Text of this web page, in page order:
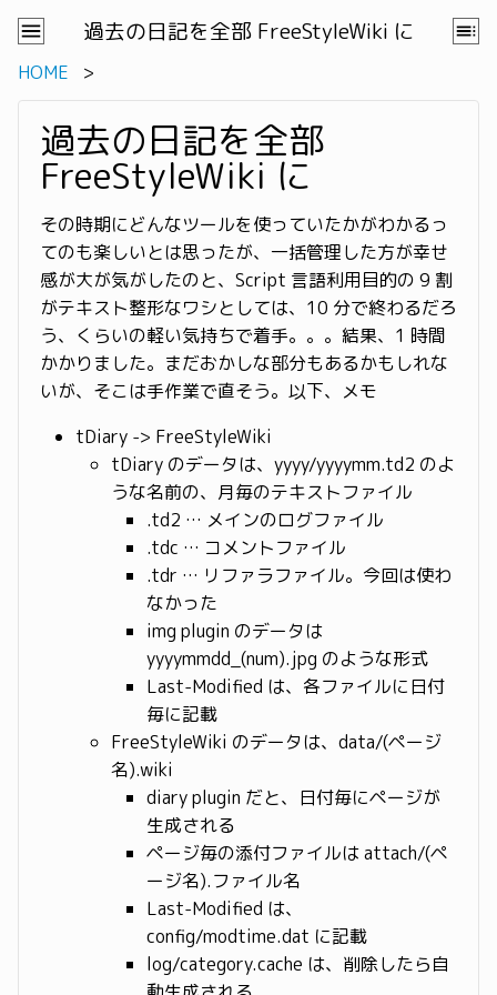
過去の日記を全部 FreeStyleWiki に
HOME
過去の日記を全部
FreeStyleWiki に
その時期にどんなツールを使っていたかがわかるっ
てのも楽しいとは思ったが、一括管理した方が幸せ
感が大が気がしたのと、Script 言語利用目的の 9 割
がテキスト整形なワシとしては、10 分で終わるだろ
う、くらいの軽い気持ちで着手。。。結果、1 時間
かかりました。まだおかしな部分もあるかもしれな
いが、そこは手作業で直そう。以下、メモ
tDiary -> FreeStyleWiki
tDiary のデータは、yyyy/yyyymm.td2 のよ
うな名前の、月毎のテキストファイル
.td2 … メインのログファイル
.tdc … コメントファイル
.tdr … リファラファイル。今回は使わ
なかった
img plugin のデータは
yyyymmdd_(num).jpg のような形式
Last-Modified は、各ファイルに日付
毎に記載
FreeStyleWiki のデータは、data/(ページ
名).wiki
diary plugin だと、日付毎にページが
生成される
ページ毎の添付ファイルは attach/(ペ
ージ名).ファイル名
Last-Modified は、
config/modtime.dat に記載
log/category.cache は、削除したら自